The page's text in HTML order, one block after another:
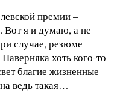
премии –
Вот я и думаю, а не
случае, резюме
хоть кого-то
благие жизненные
ведь такая…